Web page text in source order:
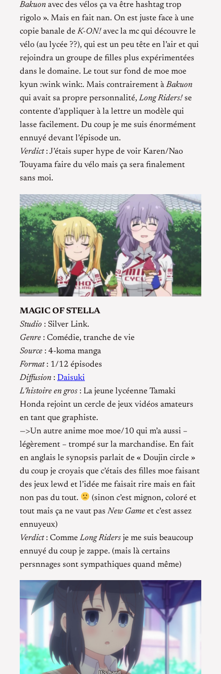
Bakuon avec des vélos ça va être hashtag trop
rigolo ». Mais en fait nan. On est juste face à une
copie banale de K-ON! avec la mc qui découvre le
vélo (au lycée ??), qui est un peu tête en l’air et qui
rejoindra un groupe de filles plus expérimentées
dans le domaine. Le tout sur fond de moe moe
kyun :wink wink:. Mais contrairement àBakuon
qui avait sa propre personnalité, Long Riders! se
contente d’appliquer à la lettre un modèle qui
lasse facilement. Du coup je me suis énormément
ennuyé devant l’épisode un.
Verdict: J’étais super hype de voir Karen/Nao
Touyama faire du vélo mais ça sera finalement
sans moi.
MAGIC OF STELLA
Studio : Silver Link.
Genre : Comédie, tranche de vie
Source : 4-koma manga
Format: 1/12 épisodes
Diffusion : Daisuki
L’histoire en gros : La jeune lycéenne Tamaki
Honda rejoint un cercle de jeux vidéos amateurs
en tant que graphiste.
—>Un autre anime moe moe/10 qui m’a aussi –
légèrement – trompé sur la marchandise. En fait
en anglais le synopsis parlait de « Doujin circle »
du coup je croyais que c’étais des filles moe faisant
des jeux lewd et l’idée me faisait rire mais en fait
non pas du tout.
(sinon c’est mignon, coloré et
tout mais ça ne vaut pas New Game et c’est assez
ennuyeux)
Verdict: Comme Long Riders je me suis beaucoup
ennuyé du coup je zappe. (mais là certains
persnnages sont sympathiques quand même)